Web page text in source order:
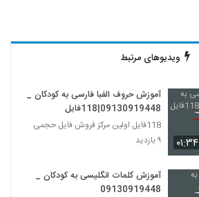
ویدیوهای مرتبط
۰۱:۳۴
آموزش حروف الفبا فارسی به کودکان _
09130919448|118فایل
118فایل اولین مرکز فروش فایل حجمی
۹ بازدید
آموزش کلمات انگلیسی به کودکان _
09130919448